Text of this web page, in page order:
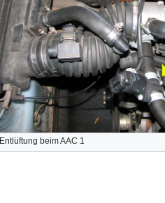
Entlüftung beim AAC 1